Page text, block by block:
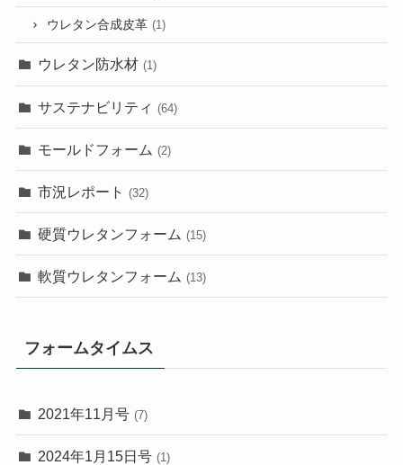
ウレタン合成皮革 (1)
ウレタン防水材 (1)
サステナビリティ (64)
モールドフォーム (2)
市況レポート (32)
硬質ウレタンフォーム (15)
軟質ウレタンフォーム (13)
フォームタイムス
2021年11月号 (7)
2024年1月15日号 (1)